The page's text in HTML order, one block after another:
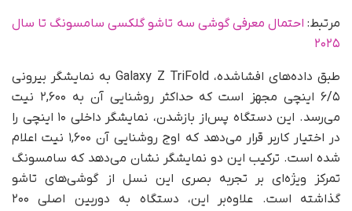
مرتبط: احتمال معرفی گوشی سه تاشو گلکسی سامسونگ تا سال
۲۰۲۵
طبق داده‌های افشاشده، Galaxy Z TriFold به نمایشگر بیرونی
۶/۵ اینچی مجهز است که حداکثر روشنایی آن به ۲,۶۰۰ نیت
می‌رسد. این دستگاه پس‌از باز‌شدن، نمایشگر داخلی ۱۰ اینچی را
در اختیار کاربر قرار می‌دهد که اوج روشنایی آن ۱,۶۰۰ نیت اعلام
شده است. ترکیب این دو نمایشگر نشان می‌دهد که سامسونگ
تمرکز ویژه‌ای بر تجربه بصری این نسل از گوشی‌های تاشو
گذاشته است. علاوه‌بر این، دستگاه به دوربین اصلی ۲۰۰